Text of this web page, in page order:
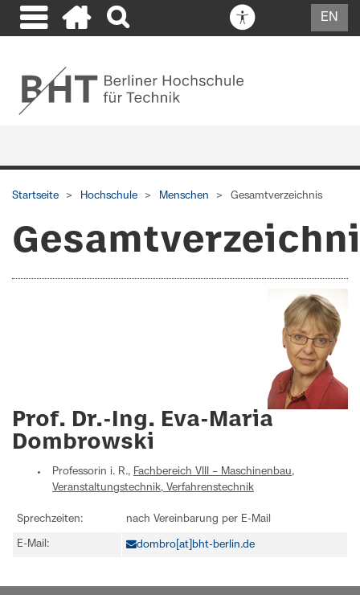
EN
Startseite Hochschule Menschen Gesamtverzeichnis
Prof. Dr.-Ing. Eva-Maria
Dombrowski
Professorin i. R., Fachbereich VIII – Maschinenbau,
Veranstaltungstechnik, Verfahrenstechnik
Sprechzeiten: nach Vereinbarung per E-Mail
E-Mail: dombro[at]bht-berlin.de